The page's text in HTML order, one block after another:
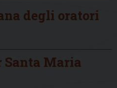
degli oratori
Santa Maria